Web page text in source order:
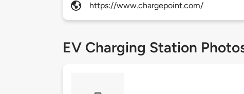
https://www.chargepoint.com/
EV Charging Station